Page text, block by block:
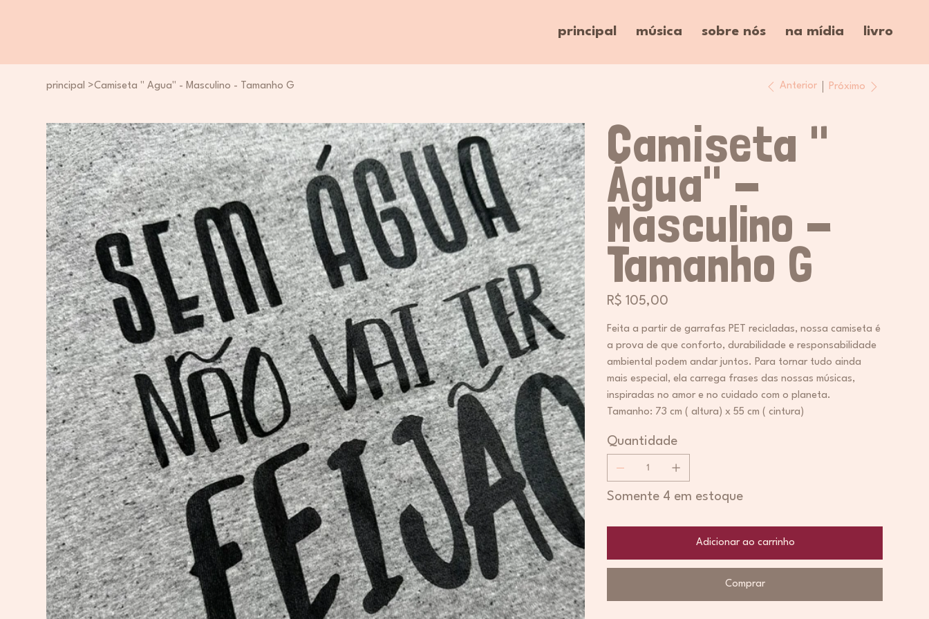
principal música sobre nós na mídia livro
principal >Camiseta " Água" - Masculino - Tamanho G Anterior Próximo
Camiseta "
Água" -
Masculino -
Tamanho G
Preço
R$ 105,00
Feita a partir de garrafas PET recicladas, nossa camiseta é
a prova de que conforto, durabilidade e responsabilidade
ambiental podem andar juntos. Para tornar tudo ainda
mais especial, ela carrega frases das nossas músicas,
inspiradas no amor e no cuidado com o planeta.
Tamanho: 73 cm ( altura) x 55 cm ( cintura)
Quantidade
Somente 4 em estoque
Adicionar ao carrinho
Comprar